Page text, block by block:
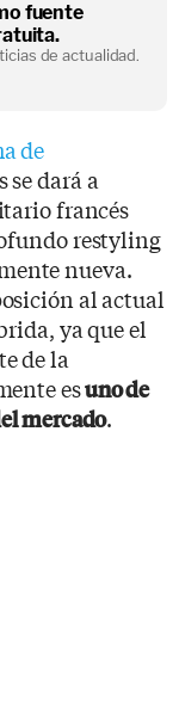
fuente
de actualidad.
de
se dará a
francés
restyling
nueva.
al actual
ya que el
de la
esuno de
mercado.